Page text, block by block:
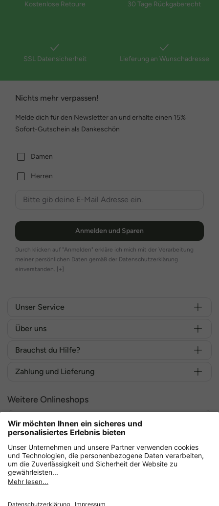
Kostenlose Retoure 30 Tage Rückgaberecht
SSL Datensicherheit Lieferung an Wunschadresse
Nichts mehr verpassen!
Melde dich für den Newsletter an und erhalte einen 15%
Sofort-Gutschein als Dankeschön
Damen
Herren
Anmelden und Sparen
Durch klicken auf "Anmelden" erkläre ich mich mit der Verarbeitung
meiner persönlichen Daten gemäß der Datenschutzerklärung
einverstanden. [+]
Unser Service
Über uns
Brauchst du Hilfe?
Zahlung und Lieferung
Weitere Onlineshops
Deutschland
Sicher einkaufen mit